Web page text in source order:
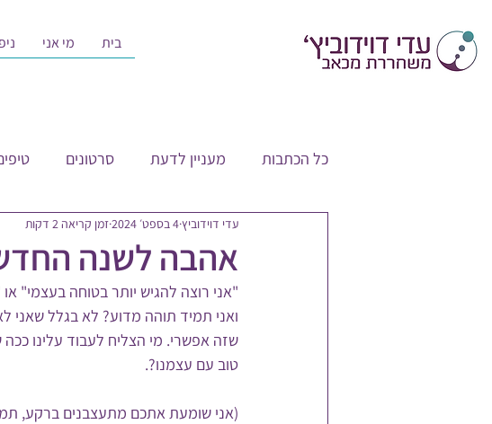
בית מי אני
כל הכתבות מעניין לדעת סרטונים
אהבה לשנה
עדי דוידוביץ4 בספט׳ 2024 זמן קריאה 2 דקות
"אני רוצה להגיש יותר בטוחה בעצמי"
ואני תמיד תוהה מדוע? לא בגלל שאני
שזה אפשרי. מי הצליח לעבוד עלינו
טוב עם עצמנו?.
(אני שומעת אתכם מתעצבנים ברקע,